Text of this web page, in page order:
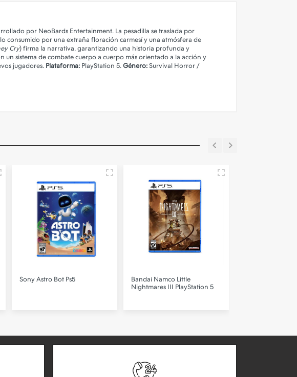
por NeoBards Entertainment. La pesadilla se traslada por
consumido por una extraña floración carmesí y una atmósfera de
Cry) firma la narrativa, garantizando una historia profunda y
sistema de combate cuerpo a cuerpo más orientado a la acción y
jugadores. Plataforma: PlayStation 5. Género: Survival Horror /
Sony Astro Bot Ps5 Bandai Namco Little
Nightmares III PlayStation 5